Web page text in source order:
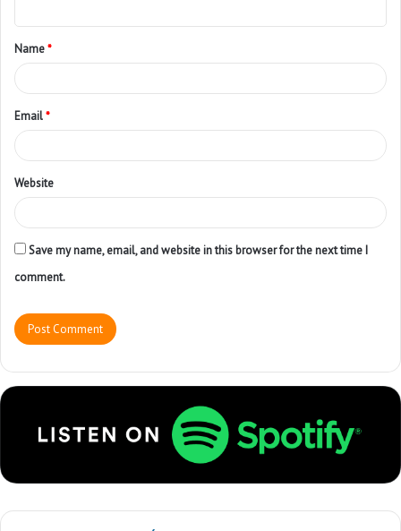
Name*
Email*
Website
Save my name, email, and website in this browser for the next time I
comment.